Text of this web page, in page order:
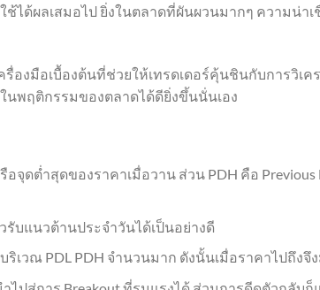
ช้ได้ผลเสมอไป ยิ่งในตลาดที่ผันผวนมากๆ ความน่า
รื่องมือเบื้องต้นที่ช่วยให้เทรดเดอร์คุ้นชินกับการวิเ
นพฤติกรรมของตลาดได้ดียิ่งขึ้นนั่นเอง
รือจุดต่ำสุดของราคาเมื่อวาน ส่วน PDH คือ
รับแนวต้านประจำวันได้เป็นอย่างดี
เวณ PDL PDH จำนวนมาก ดังนั้นเมื่อราคาไปถึงจึ